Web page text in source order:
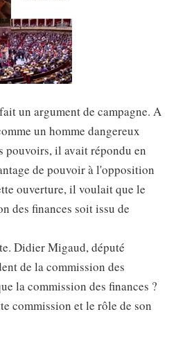
un argument de campagne. A
un homme dangereux
pouvoirs, il avait répondu en
de pouvoir à l'opposition
ouverture, il voulait que le
des finances soit issu de
Didier Migaud, député
de la commission des
la commission des finances ?
commission et le rôle de son